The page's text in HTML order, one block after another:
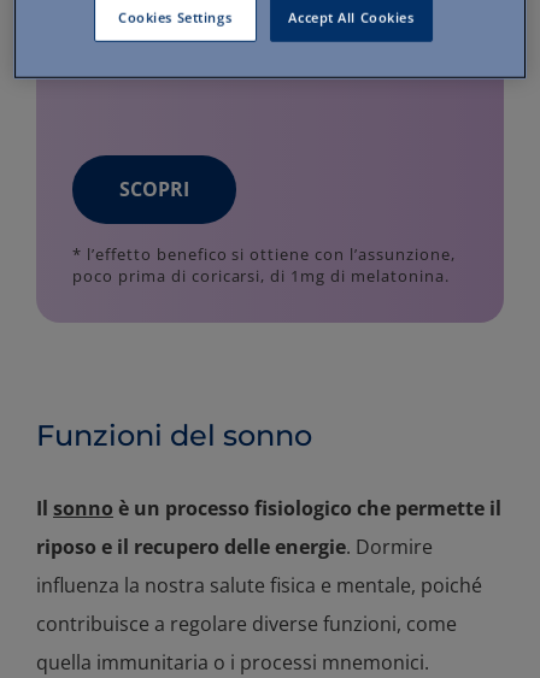
favorire il naturale benessere
SCOPRI
* l’effetto benefico si ottiene con l’assunzione,
poco prima di coricarsi, di 1mg di melatonina.
Funzioni del sonno
Il sonno è un processo fisiologico che permette il
riposo e il recupero delle energie. Dormire
influenza la nostra salute fisica e mentale, poiché
contribuisce a regolare diverse funzioni, come
quella immunitaria o i processi mnemonici.
Accept All Cookies
Cookies Settings